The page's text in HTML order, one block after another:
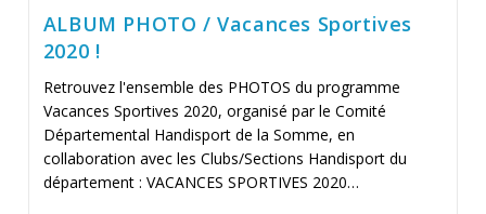
ALBUM PHOTO / Vacances Sportives
2020 !
Retrouvez l'ensemble des PHOTOS du programme
Vacances Sportives 2020, organisé par le Comité
Départemental Handisport de la Somme, en
collaboration avec les Clubs/Sections Handisport du
département : VACANCES SPORTIVES 2020…